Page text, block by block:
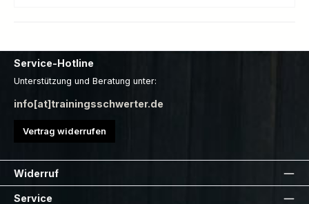
Service-Hotline
Unterstützung und Beratung unter:
info[at]trainingsschwerter.de
Vertrag widerrufen
Widerruf
Service